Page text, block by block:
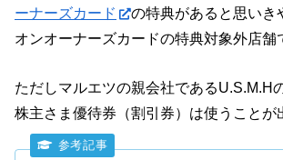
ーナーズカード
の特典があると思いき
オンオーナーズカードの特典対象外店舗
ただしマルエツの親会社であるU.S.M.H
株主さま優待券（割引券）は使うことが